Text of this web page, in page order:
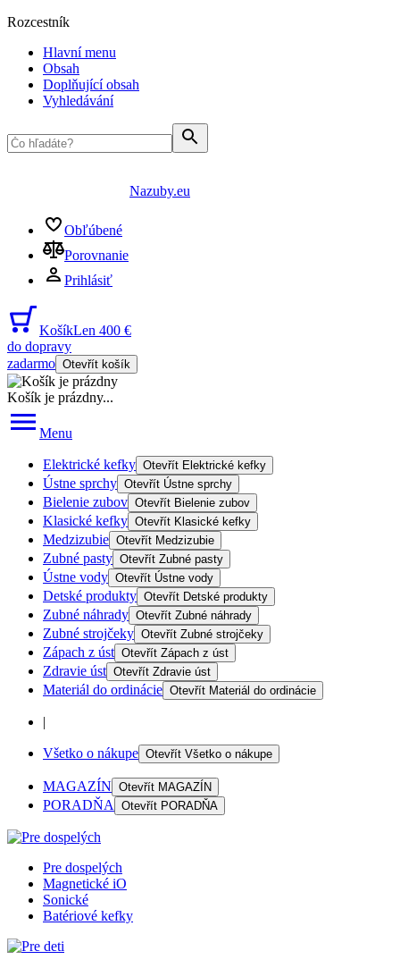
Rozcestník
Hlavní menu
Obsah
Doplňující obsah
Vyhledávání
Nazuby.eu
Obľúbené
Porovnanie
Prihlásiť
KošíkLen 400 €
do dopravy
zadarmo Otevřít košík
Košík je prázdny...
Menu
Elektrické kefky Otevřít Elektrické kefky
Ústne sprchy Otevřít Ústne sprchy
Bielenie zubov Otevřít Bielenie zubov
Klasické kefky Otevřít Klasické kefky
Medzizubie Otevřít Medzizubie
Zubné pasty Otevřít Zubné pasty
Ústne vody Otevřít Ústne vody
Detské produkty Otevřít Detské produkty
Zubné náhrady Otevřít Zubné náhrady
Zubné strojčeky Otevřít Zubné strojčeky
Zápach z úst Otevřít Zápach z úst
Zdravie úst Otevřít Zdravie úst
Materiál do ordinácie Otevřít Materiál do ordinácie
|
Všetko o nákupe Otevřít Všetko o nákupe
MAGAZÍN Otevřít MAGAZÍN
PORADŇA Otevřít PORADŇA
Pre dospelých
Magnetické iO
Sonické
Batériové kefky